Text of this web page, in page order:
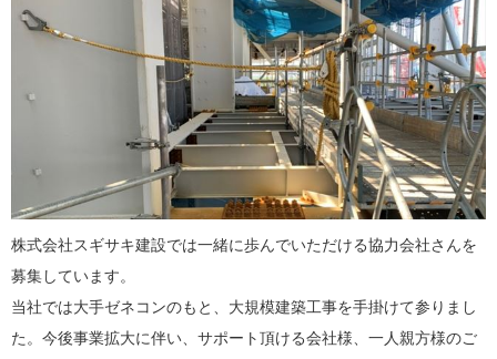
株式会社スギサキ建設では一緒に歩んでいただける協力会社さんを
募集しています。
当社では大手ゼネコンのもと、大規模建築工事を手掛けて参りまし
た。今後事業拡大に伴い、サポート頂ける会社様、一人親方様のご